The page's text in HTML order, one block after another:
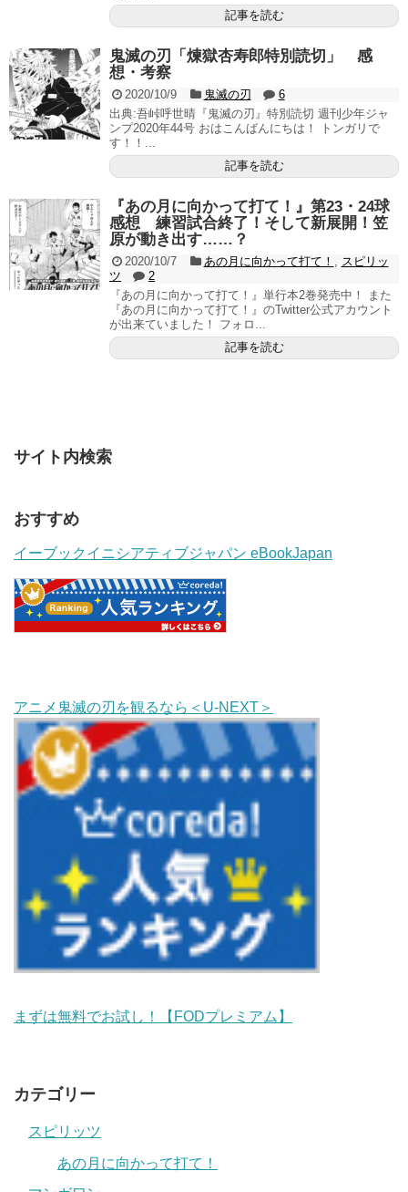
記事を読む
鬼滅の刃「煉獄杏寿郎特別読切」 感
想・考察
2020/10/9 鬼滅の刃
6
出典:吾峠呼世晴『鬼滅の刃』特別読切 週刊少年ジャ
ンプ2020年44号 おはこんばんにちは！ トンガリで
す！！...
記事を読む
『あの月に向かって打て！』第23・24球
感想 練習試合終了！そして新展開！笠
原が動き出す……？
2020/10/7 あの月に向かって打て！
スピリッ
ツ
2
『あの月に向かって打て！』単行本2巻発売中！ また
『あの月に向かって打て！』のTwitter公式アカウント
が出来ていました！ フォロ...
記事を読む
サイト内検索
おすすめ
イーブックイニシアティブジャパン eBookJapan
アニメ鬼滅の刃を観るなら＜U-NEXT＞
まずは無料でお試し！【FODプレミアム】
カテゴリー
スピリッツ
あの月に向かって打て！